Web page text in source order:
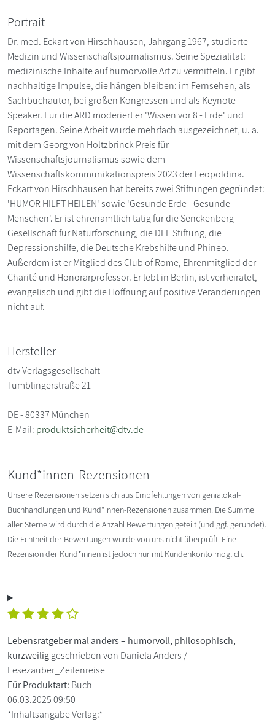
Portrait
Dr. med. Eckart von Hirschhausen, Jahrgang 1967, studierte
Medizin und Wissenschaftsjournalismus. Seine Spezialität:
medizinische Inhalte auf humorvolle Art zu vermitteln. Er gibt
nachhaltige Impulse, die hängen bleiben: im Fernsehen, als
Sachbuchautor, bei großen Kongressen und als Keynote-
Speaker. Für die ARD moderiert er 'Wissen vor 8 - Erde' und
Reportagen. Seine Arbeit wurde mehrfach ausgezeichnet, u. a.
mit dem Georg von Holtzbrinck Preis für
Wissenschaftsjournalismus sowie dem
Wissenschaftskommunikationspreis 2023 der Leopoldina.
Eckart von Hirschhausen hat bereits zwei Stiftungen gegründet:
'HUMOR HILFT HEILEN' sowie 'Gesunde Erde - Gesunde
Menschen'. Er ist ehrenamtlich tätig für die Senckenberg
Gesellschaft für Naturforschung, die DFL Stiftung, die
Depressionshilfe, die Deutsche Krebshilfe und Phineo.
Außerdem ist er Mitglied des Club of Rome, Ehrenmitglied der
Charité und Honorarprofessor. Er lebt in Berlin, ist verheiratet,
evangelisch und gibt die Hoffnung auf positive Veränderungen
nicht auf.
Hersteller
dtv Verlagsgesellschaft
Tumblingerstraße 21
DE - 80337 München
E-Mail: produktsicherheit@dtv.de
Kund*innen-Rezensionen
Unsere Rezensionen setzen sich aus Empfehlungen von genialokal-
Buchhandlungen und Kund*innen-Rezensionen zusammen. Die Summe
aller Sterne wird durch die Anzahl Bewertungen geteilt (und ggf. gerundet).
Die Echtheit der Bewertungen wurde von uns nicht überprüft. Eine
Rezension der Kund*innen ist jedoch nur mit Kundenkonto möglich.
Lebensratgeber mal anders – humorvoll, philosophisch,
kurzweiliggeschrieben von Daniela Anders /
Lesezauber_Zeilenreise
Für Produktart: Buch
06.03.2025 09:50
*Inhaltsangabe Verlag:*